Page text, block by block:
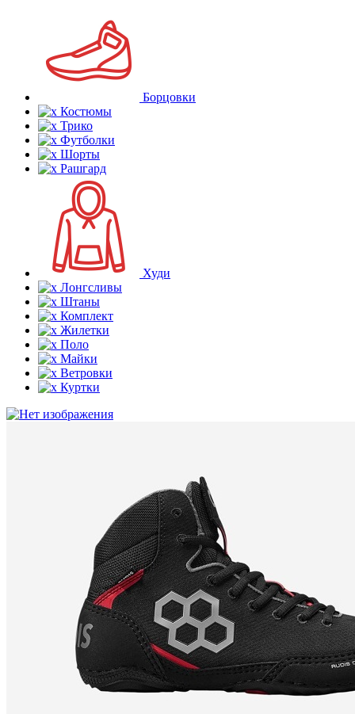
Борцовки
Костюмы
Трико
Футболки
Шорты
Рашгард
Худи
Лонгсливы
Штаны
Комплект
Жилетки
Поло
Майки
Ветровки
Куртки